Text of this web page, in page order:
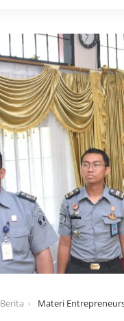
Berita Materi